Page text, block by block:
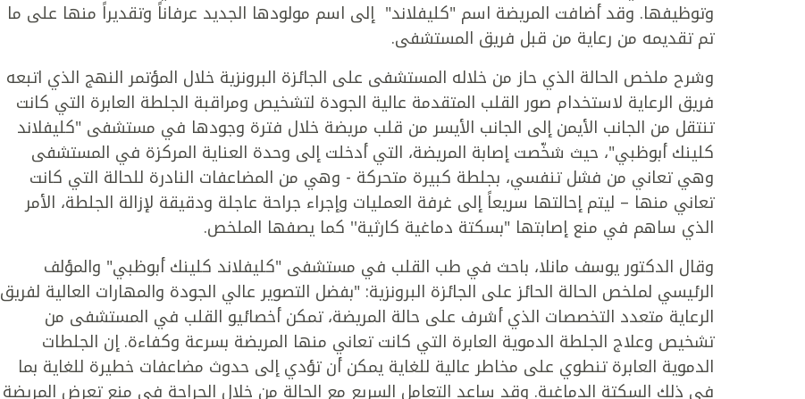
وتوظيفها. وقد أضافت المريضة اسم "كليفلاند" إلى اسم مولودها الجديد عرفاناً وتقديراً منها على ما
تم تقديمه من رعاية من قبل فريق المستشفى.
وشرح ملخص الحالة الذي حاز من خلاله المستشفى على الجائزة البرونزية خلال المؤتمر النهج الذي اتبعه
فريق الرعاية لاستخدام صور القلب المتقدمة عالية الجودة لتشخيص ومراقبة الجلطة العابرة التي كانت
تنتقل من الجانب الأيمن إلى الجانب الأيسر من قلب مريضة خلال فترة وجودها في مستشفى "كليفلاند
كلينك أبوظبي"، حيث شخّصت إصابة المريضة، التي أدخلت إلى وحدة العناية المركزة في المستشفى
وهي تعاني من فشل تنفسي، بجلطة كبيرة متحركة - وهي من المضاعفات النادرة للحالة التي كانت
تعاني منها – ليتم إحالتها سريعاً إلى غرفة العمليات وإجراء جراحة عاجلة ودقيقة لإزالة الجلطة، الأمر
الذي ساهم في منع إصابتها "بسكتة دماغية كارثية'' كما يصفها الملخص.
وقال الدكتور يوسف مانلا، باحث في طب القلب في مستشفى "كليفلاند كلينك أبوظبي" والمؤلف
الرئيسي لملخص الحالة الحائز على الجائزة البرونزية: "بفضل التصوير عالي الجودة والمهارات العالية لفريق
الرعاية متعدد التخصصات الذي أشرف على حالة المريضة، تمكن أخصائيو القلب في المستشفى من
تشخيص وعلاج الجلطة الدموية العابرة التي كانت تعاني منها المريضة بسرعة وكفاءة. إن الجلطات
الدموية العابرة تنطوي على مخاطر عالية للغاية يمكن أن تؤدي إلى حدوث مضاعفات خطيرة للغاية بما
في ذلك السكتة الدماغية. وقد ساعد التعامل السريع مع الحالة من خلال الجراحة في منع تعرض المريضة